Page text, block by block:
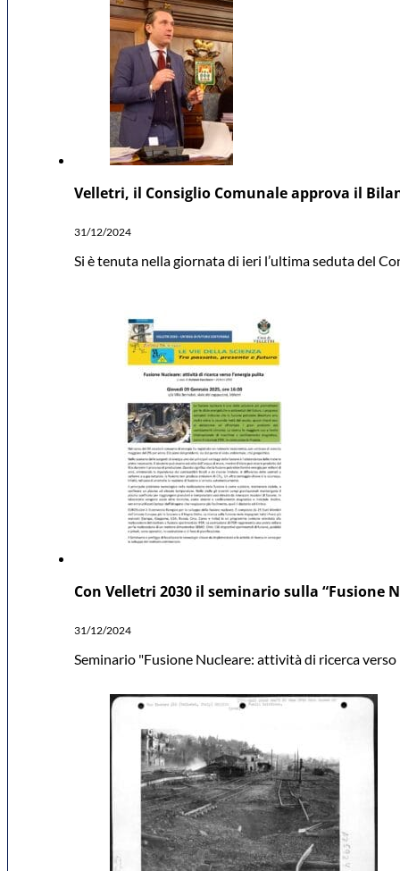
Velletri, il Consiglio Comunale approva il
31/12/2024
Si è tenuta nella giornata di ieri l’ultima seduta del
Con Velletri 2030 il seminario sulla “Fusione
31/12/2024
Seminario "Fusione Nucleare: attività di ricerca